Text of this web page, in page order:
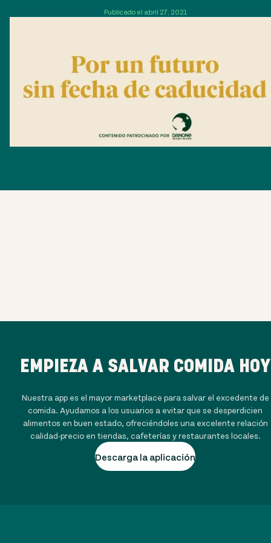
Publicado el abril 27, 2021
EMPIEZA A SALVAR COMIDA HOY
Nuestra app es el mayor marketplace para salvar el excedente de
comida. Ayudamos a los usuarios a evitar que se desperdicien
alimentos en buen estado, ofreciéndoles una excelente relación
calidad-precio en tiendas, cafeterías y restaurantes locales.
Descarga la aplicación